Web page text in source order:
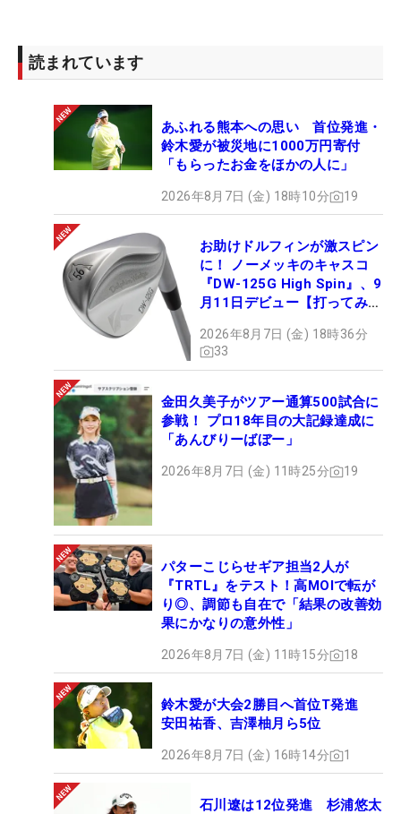
読まれています
あふれる熊本への思い 首位発進・
鈴木愛が被災地に1000万円寄付
「もらったお金をほかの人に」
2026年8月7日 (金) 18時10分 19
お助けドルフィンが激スピン
に！ ノーメッキのキャスコ
『DW-125G High Spin』、9
月11日デビュー【打ってみ
2026年8月7日 (金) 18時36分
33
金田久美子がツアー通算500試合に
参戦！ プロ18年目の大記録達成に
「あんびりーばぼー」
2026年8月7日 (金) 11時25分 19
パターこじらせギア担当2人が
『TRTL』をテスト！高MOIで転が
り◎、調節も自在で「結果の改善効
果にかなりの意外性」
2026年8月7日 (金) 11時15分 18
鈴木愛が大会2勝目へ首位T発進
安田祐香、吉澤柚月ら5位
2026年8月7日 (金) 16時14分 1
石川遼は12位発進 杉浦悠太